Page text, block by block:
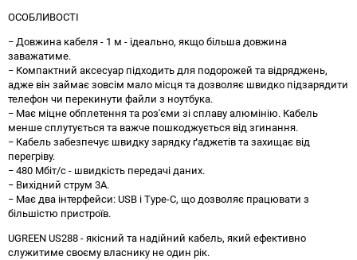
ОСОБЛИВОСТІ
− Довжина кабеля - 1 м - ідеально, якщо більша довжина
заважатиме.
− Компактний аксесуар підходить для подорожей та відряджень,
адже він займає зовсім мало місця та дозволяє швидко підзарядити
телефон чи перекинути файли з ноутбука.
− Має міцне обплетення та роз'єми зі сплаву алюмінію. Кабель
менше сплутується та важче пошкоджується від згинання.
− Кабель забезпечує швидку зарядку ґаджетів та захищає від
перегріву.
− 480 Мбіт/с - швидкість передачі даних.
− Вихідний струм 3А.
− Має два інтерфейси: USB і Type-C, що дозволяє працювати з
більшістю пристроїв.
UGREEN US288 - якісний та надійний кабель, який ефективно
служитиме своєму власнику не один рік.